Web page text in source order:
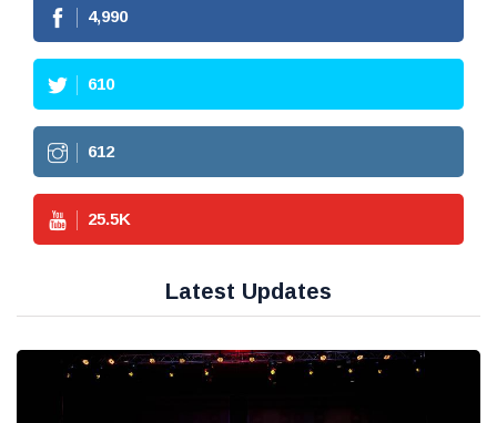
4,990
610
612
25.5K
Latest Updates